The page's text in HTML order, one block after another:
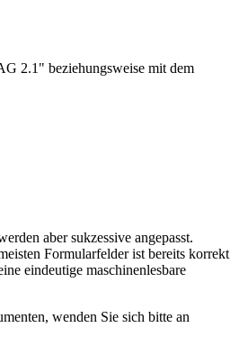
2.1" beziehungsweise mit dem
aber sukzessive angepasst.
Formularfelder ist bereits korrekt
eindeutige maschinenlesbare
wenden Sie sich bitte an